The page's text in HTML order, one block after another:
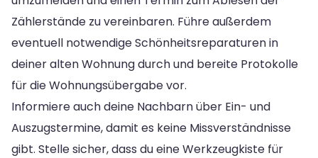
Zählerstände zu vereinbaren. Führe außerdem
eventuell notwendige Schönheitsreparaturen in
deiner alten Wohnung durch und bereite Protokolle
für die Wohnungsübergabe vor.
Informiere auch deine Nachbarn über Ein- und
Auszugstermine, damit es keine Missverständnisse
gibt. Stelle sicher, dass du eine Werkzeugkiste für